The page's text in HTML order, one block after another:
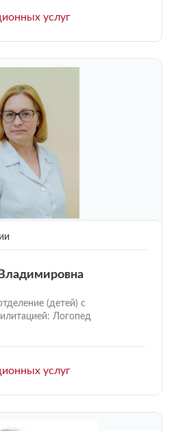
услуг
(детей) с
Логопед
услуг